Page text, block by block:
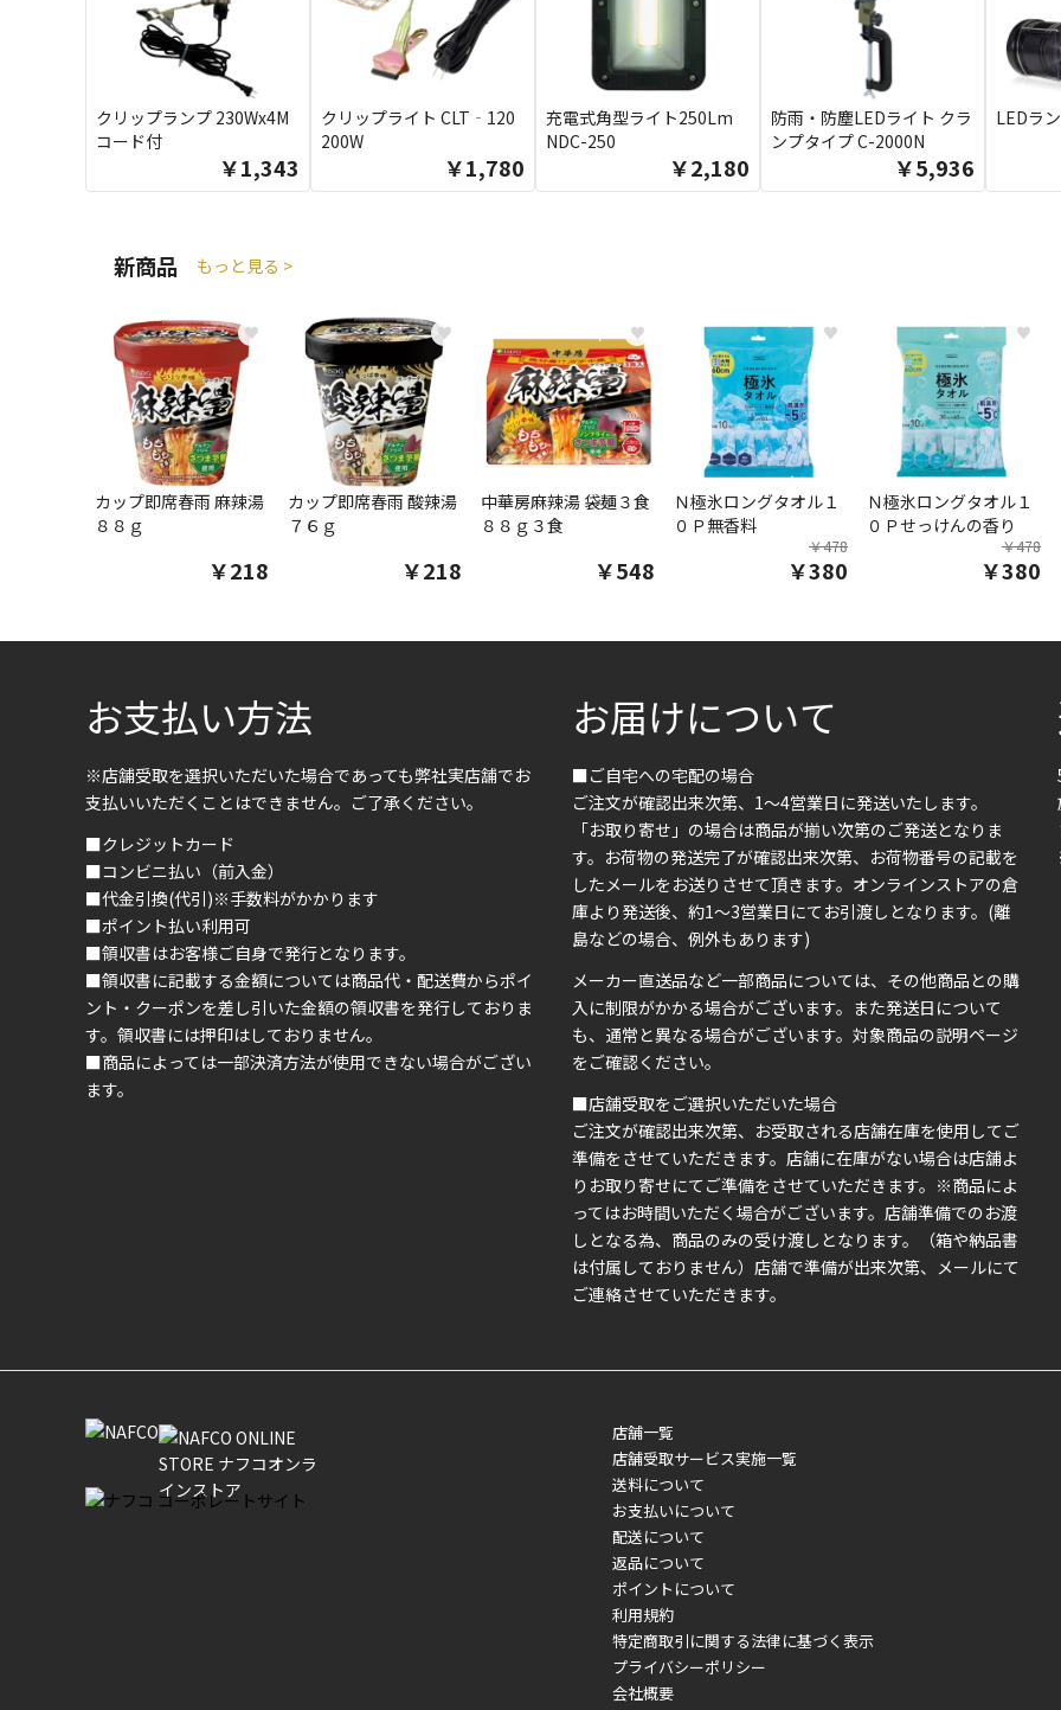
クリップランプ 230Wx4M
コード付
￥1,343
クリップライト CLT‐120
200W
￥1,780
充電式角型ライト250Lm
NDC-250
￥2,180
防雨・防塵LEDライト クラ
ンプタイプ C-2000N
￥5,936
LEDラ
新商品 もっと見る >
♥
カップ即席春雨 麻辣湯
８８ｇ
￥218
♥
カップ即席春雨 酸辣湯
７６ｇ
￥218
♥
中華房麻辣湯 袋麺３食
８８ｇ３食
￥548
♥
Ｎ極氷ロングタオル１
０Ｐ無香料
￥478
￥380
♥
Ｎ極氷ロングタオル１
０Ｐせっけんの香り
￥478
￥380
お支払い方法
※店舗受取を選択いただいた場合であっても弊社実店舗でお
支払いいただくことはできません。ご了承ください。
■クレジットカード
■コンビニ払い（前入金）
■代金引換(代引)※手数料がかかります
■ポイント払い利用可
■領収書はお客様ご自身で発行となります。
■領収書に記載する金額については商品代・配送費からポイ
ント・クーポンを差し引いた金額の領収書を発行しておりま
す。領収書には押印はしておりません。
■商品によっては一部決済方法が使用できない場合がござい
ます。
お届けについて
■ご自宅への宅配の場合
ご注文が確認出来次第、1～4営業日に発送いたします。
「お取り寄せ」の場合は商品が揃い次第のご発送となりま
す。お荷物の発送完了が確認出来次第、お荷物番号の記載を
したメールをお送りさせて頂きます。オンラインストアの倉
庫より発送後、約1～3営業日にてお引渡しとなります。(離
島などの場合、例外もあります)
メーカー直送品など一部商品については、その他商品との購
入に制限がかかる場合がございます。また発送日について
も、通常と異なる場合がございます。対象商品の説明ページ
をご確認ください。
■店舗受取をご選択いただいた場合
ご注文が確認出来次第、お受取される店舗在庫を使用してご
準備をさせていただきます。店舗に在庫がない場合は店舗よ
りお取り寄せにてご準備をさせていただきます。※商品によ
ってはお時間いただく場合がございます。店舗準備でのお渡
しとなる為、商品のみの受け渡しとなります。（箱や納品書
は付属しておりません）店舗で準備が出来次第、メールにて
ご連絡させていただきます。
店舗一覧
店舗受取サービス実施一覧
送料について
お支払いについて
配送について
返品について
ポイントについて
利用規約
特定商取引に関する法律に基づく表示
プライバシーポリシー
会社概要